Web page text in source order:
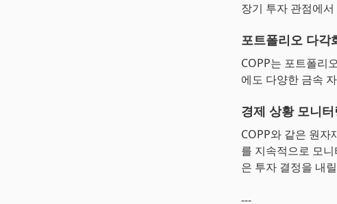
장기 투자 관점에
포트폴리오 다각
COPP는 포트폴리
에도 다양한 금속
경제 상황 모니터
COPP와 같은 원자
를 지속적으로 모
은 투자 결정을 내
---